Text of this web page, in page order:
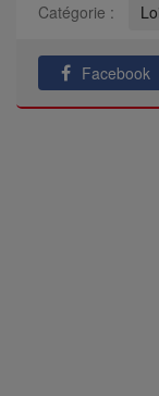
Catégorie :
Facebook